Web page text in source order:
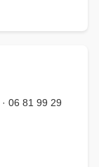
06 81 99 29